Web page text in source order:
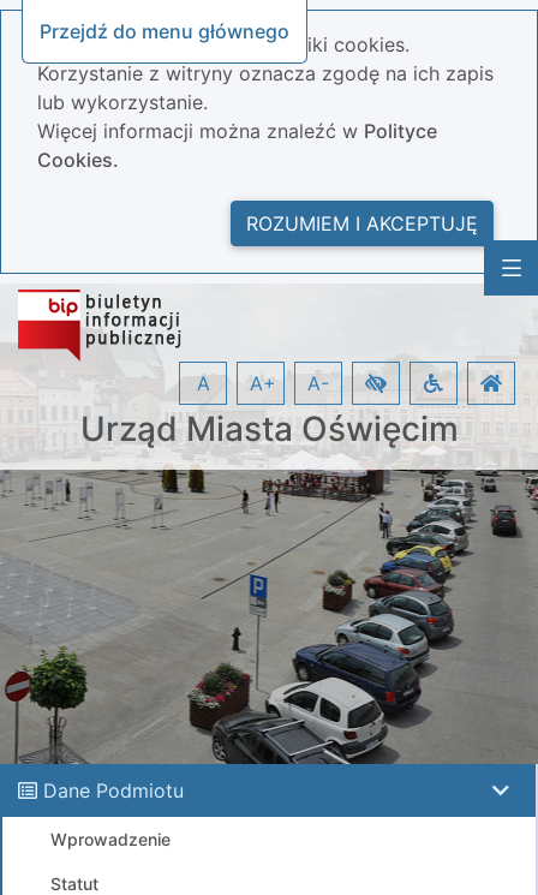
Przejdź do menu głównego
Nasza strona wykorzystuje pliki cookies.
Korzystanie z witryny oznacza zgodę na ich zapis
lub wykorzystanie.
Więcej informacji można znaleźć w Polityce
Cookies.
ROZUMIEM I AKCEPTUJĘ
Urząd Miasta Oświęcim
A A+ A-
Dane Podmiotu
Wprowadzenie
Statut